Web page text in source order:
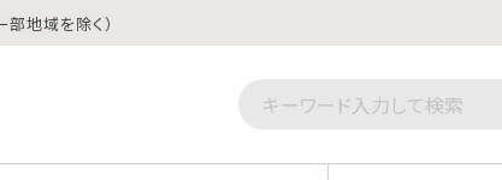
部地域を除く）